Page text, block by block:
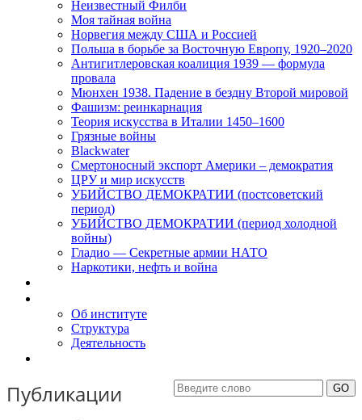
Неизвестный Филби
Моя тайная война
Норвегия между США и Россией
Польша в борьбе за Восточную Европу, 1920–2020
Антигитлеровская коалиция 1939 — формула
провала
Мюнхен 1938. Падение в бездну Второй мировой
Фашизм: реинкарнация
Теория искусства в Италии 1450–1600
Грязные войны
Blackwater
Смертоносный экспорт Америки – демократия
ЦРУ и мир искусств
УБИЙСТВО ДЕМОКРАТИИ (постсоветский
период)
УБИЙСТВО ДЕМОКРАТИИ (период холодной
войны)
Гладио — Секретные армии НАТО
Наркотики, нефть и война
Об институте
Структура
Деятельность
Публикации